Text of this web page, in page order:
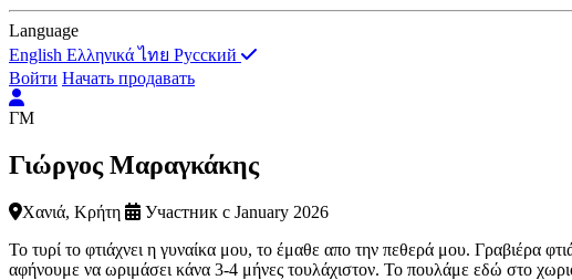
Language
English Ελληνικά ไทย Русский
Войти Начать продавать
ΓΜ
Γιώργος Μαραγκάκης
Χανιά, Κρήτη
Участник с January 2026
Το τυρί το φτιάχνει η γυναίκα μου, το έμαθε απο την πεθερά μου. Γραβιέρα
αφήνουμε να ωριμάσει κάνα 3-4 μήνες τουλάχιστον. Το πουλάμε εδώ στο